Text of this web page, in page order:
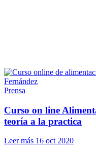
Prensa
Curso on line
teoría a la practica
Leer más 16 oct 2020